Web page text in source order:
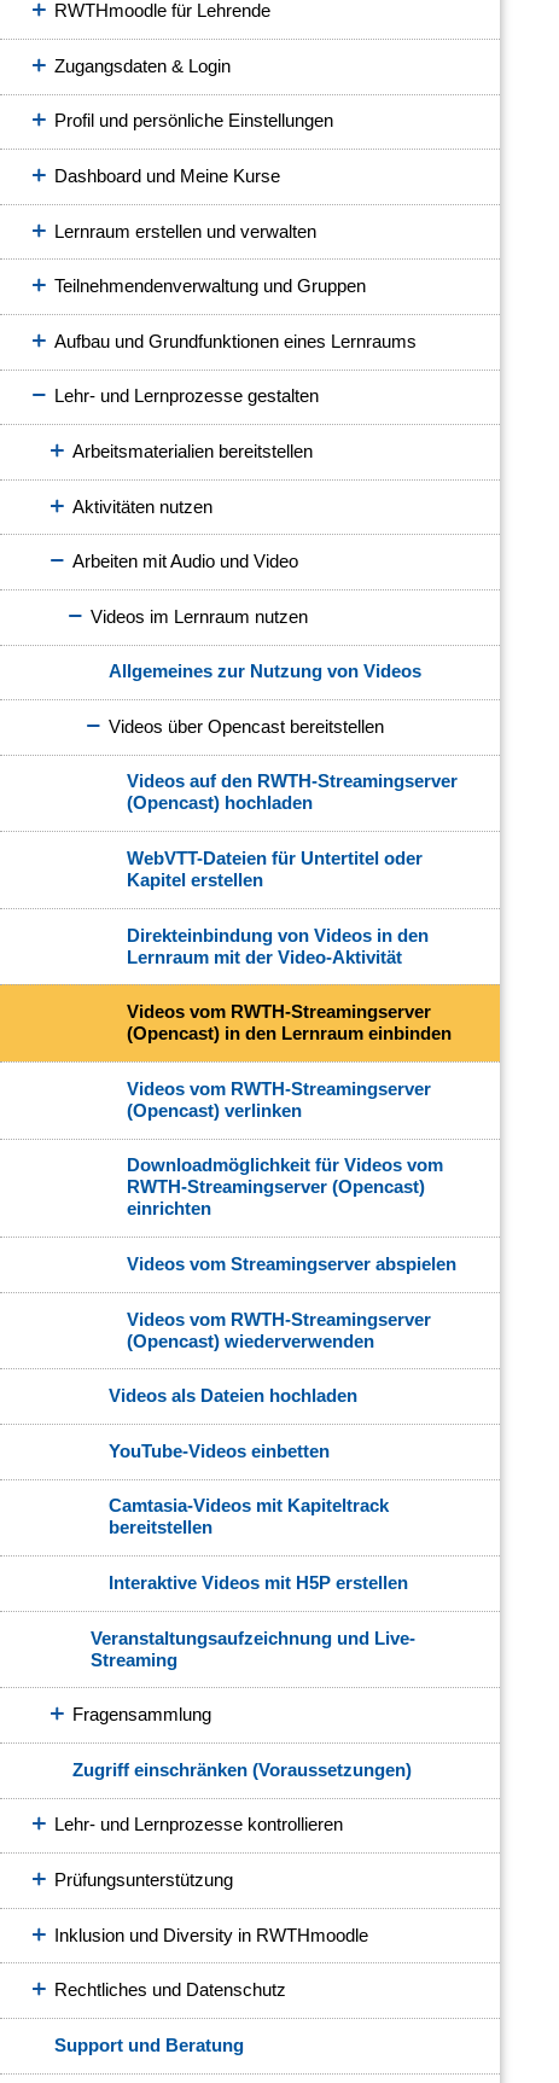
RWTHmoodle für Lehrende
Zugangsdaten & Login
Profil und persönliche Einstellungen
Dashboard und Meine Kurse
Lernraum erstellen und verwalten
Teilnehmendenverwaltung und Gruppen
Aufbau und Grundfunktionen eines Lernraums
Lehr- und Lernprozesse gestalten
Arbeitsmaterialien bereitstellen
Aktivitäten nutzen
Arbeiten mit Audio und Video
Videos im Lernraum nutzen
Allgemeines zur Nutzung von Videos
Videos über Opencast bereitstellen
Videos auf den RWTH-Streamingserver
(Opencast) hochladen
WebVTT-Dateien für Untertitel oder
Kapitel erstellen
Direkteinbindung von Videos in den
Lernraum mit der Video-Aktivität
Videos vom RWTH-Streamingserver
(Opencast) in den Lernraum einbinden
Videos vom RWTH-Streamingserver
(Opencast) verlinken
Downloadmöglichkeit für Videos vom
RWTH-Streamingserver (Opencast)
einrichten
Videos vom Streamingserver abspielen
Videos vom RWTH-Streamingserver
(Opencast) wiederverwenden
Videos als Dateien hochladen
YouTube-Videos einbetten
Camtasia-Videos mit Kapiteltrack
bereitstellen
Interaktive Videos mit H5P erstellen
Veranstaltungsaufzeichnung und Live-
Streaming
Fragensammlung
Zugriff einschränken (Voraussetzungen)
Lehr- und Lernprozesse kontrollieren
Prüfungsunterstützung
Inklusion und Diversity in RWTHmoodle
Rechtliches und Datenschutz
Support und Beratung